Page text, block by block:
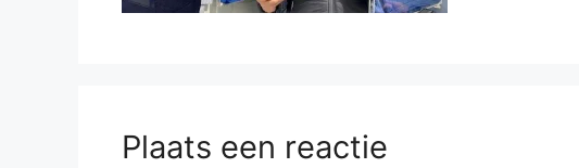
Plaats een reactie